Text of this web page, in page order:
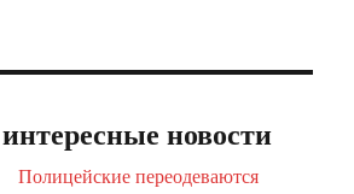
новости
Полицейские переодеваются